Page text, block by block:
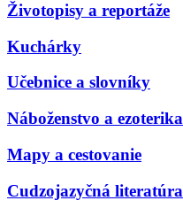
Životopisy a reportáže
Kuchárky
Učebnice a slovníky
Náboženstvo a ezoterika
Mapy a cestovanie
Cudzojazyčná literatúra